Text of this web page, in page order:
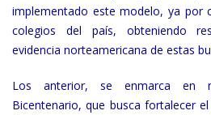
implementado este modelo, ya por
colegios del país, obteniendo
evidencia norteamericana de estas
Los anterior, se enmarca en
Bicentenario, que busca fortalecer